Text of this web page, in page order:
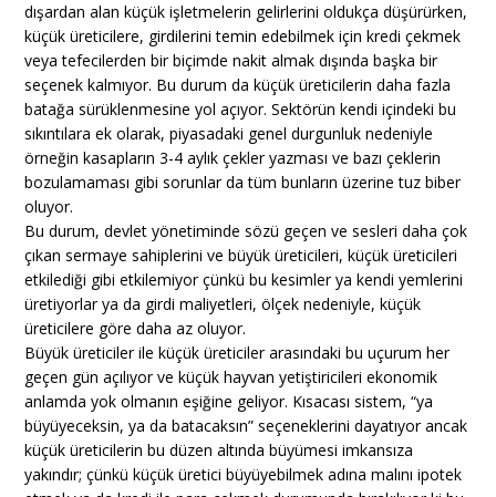
dışardan alan küçük işletmelerin gelirlerini oldukça düşürürken,
küçük üreticilere, girdilerini temin edebilmek için kredi çekmek
veya tefecilerden bir biçimde nakit almak dışında başka bir
seçenek kalmıyor. Bu durum da küçük üreticilerin daha fazla
batağa sürüklenmesine yol açıyor. Sektörün kendi içindeki bu
sıkıntılara ek olarak, piyasadaki genel durgunluk nedeniyle
örneğin kasapların 3-4 aylık çekler yazması ve bazı çeklerin
bozulamaması gibi sorunlar da tüm bunların üzerine tuz biber
oluyor.
Bu durum, devlet yönetiminde sözü geçen ve sesleri daha çok
çıkan sermaye sahiplerini ve büyük üreticileri, küçük üreticileri
etkilediği gibi etkilemiyor çünkü bu kesimler ya kendi yemlerini
üretiyorlar ya da girdi maliyetleri, ölçek nedeniyle, küçük
üreticilere göre daha az oluyor.
Büyük üreticiler ile küçük üreticiler arasındaki bu uçurum her
geçen gün açılıyor ve küçük hayvan yetiştiricileri ekonomik
anlamda yok olmanın eşiğine geliyor. Kısacası sistem, “ya
büyüyeceksin, ya da batacaksın” seçeneklerini dayatıyor ancak
küçük üreticilerin bu düzen altında büyümesi imkansıza
yakındır; çünkü küçük üretici büyüyebilmek adına malını ipotek